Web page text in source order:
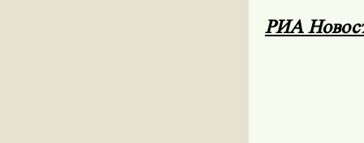
РИА